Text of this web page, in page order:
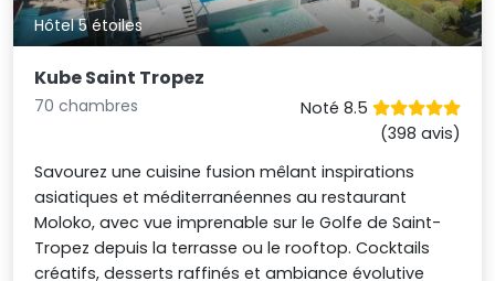
Hôtel 5 étoiles
Kube Saint Tropez
70 chambres
Noté 8.5
(398 avis)
Savourez une cuisine fusion mêlant inspirations
asiatiques et méditerranéennes au restaurant
Moloko, avec vue imprenable sur le Golfe de Saint-
Tropez depuis la terrasse ou le rooftop. Cocktails
créatifs, desserts raffinés et ambiance évolutive